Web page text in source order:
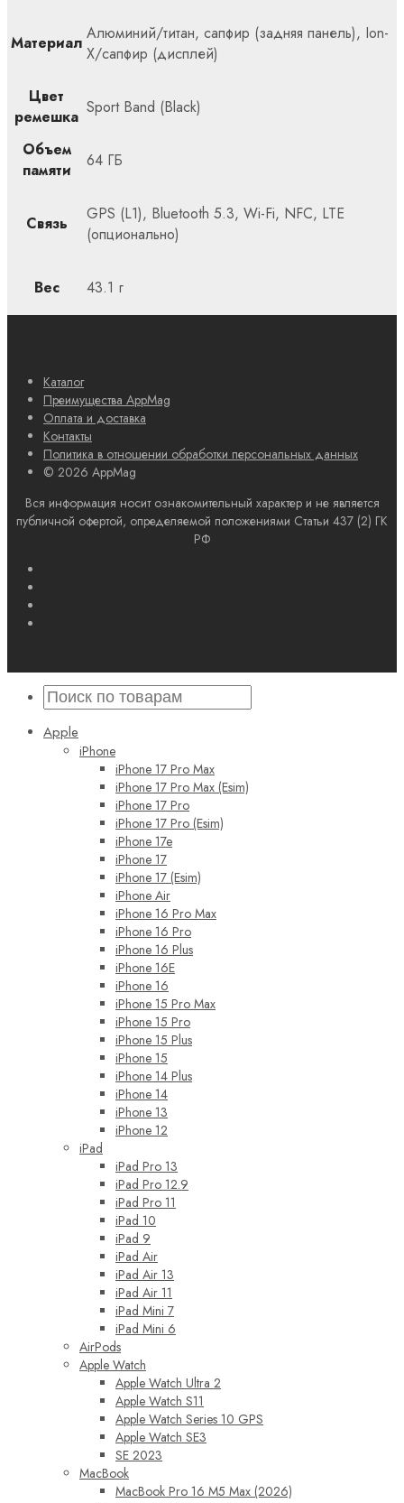
Материал Алюминий/титан, сапфир (задняя панель), Ion-
X/сапфир (дисплей)
Цвет
ремешка Sport Band (Black)
Объем
памяти
64 ГБ
Связь
GPS (L1), Bluetooth 5.3, Wi-Fi, NFC, LTE
(опционально)
Вес 43.1 г
Каталог
Преимущества AppMag
Оплата и доставка
Контакты
Политика в отношении обработки персональных данных
© 2026 AppMag
Вся информация носит ознакомительный характер и не является
публичной офертой, определяемой положениями Статьи 437 (2) ГК
РФ
Apple
iPhone
iPhone 17 Pro Max
iPhone 17 Pro Max (Esim)
iPhone 17 Pro
iPhone 17 Pro (Esim)
iPhone 17e
iPhone 17
iPhone 17 (Esim)
iPhone Air
iPhone 16 Pro Max
iPhone 16 Pro
iPhone 16 Plus
iPhone 16E
iPhone 16
iPhone 15 Pro Max
iPhone 15 Pro
iPhone 15 Plus
iPhone 15
iPhone 14 Plus
iPhone 14
iPhone 13
iPhone 12
iPad
iPad Pro 13
iPad Pro 12.9
iPad Pro 11
iPad 10
iPad 9
iPad Air
iPad Air 13
iPad Air 11
iPad Mini 7
iPad Mini 6
AirPods
Apple Watch
Apple Watch Ultra 2
Apple Watch S11
Apple Watch Series 10 GPS
Apple Watch SE3
SE 2023
MacBook
MacBook Pro 16 M5 Max (2026)